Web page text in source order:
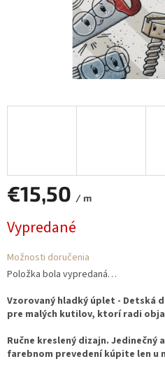
€15,50 / m
cena:
Vypredané
Možnosti doručenia
Položka bola vypredaná…
Vzorovaný hladký úplet - Detská
pre malých kutilov, ktorí radi
Ručne kreslený dizajn.
farebnom prevedení kúpite len u